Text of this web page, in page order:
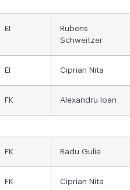
EI
Rubens
Schweitzer
EI Ciprian Nita
FK Alexandru Ioan
FK Radu Gulie
FK Ciprian Nita